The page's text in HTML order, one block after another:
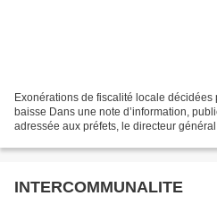
Exonérations de fiscalité locale décidées
baisse Dans une note d’information,
adressée aux préfets, le directeur
INTERCOMMUNALITE